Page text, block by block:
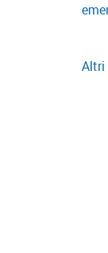
Altri